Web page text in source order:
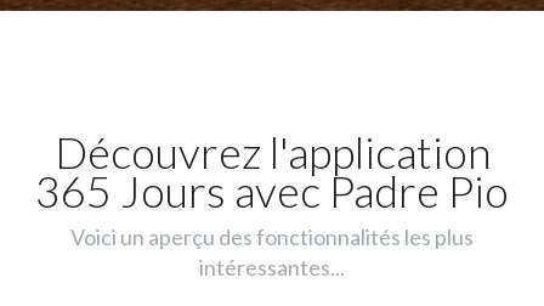
Découvrez l'application
365 Jours avec Padre Pio
Voici un aperçu des fonctionnalités les plus
intéressantes...